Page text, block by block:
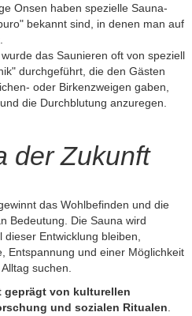
Onsen haben spezielle Sauna-
bekannt sind, in denen man auf
das Saunieren oft von speziell
durchgeführt, die den Gästen
oder Birkenzweigen gaben,
die Durchblutung anzuregen.
der Zukunft
das Wohlbefinden und die
Bedeutung. Die Sauna wird
Entwicklung bleiben,
Entspannung und einer Möglichkeit
suchen.
geprägt von kulturellen
und sozialen Ritualen.